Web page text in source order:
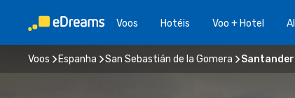
Voos Hotéis Voo + Hotel
Voos Espanha San Sebastián de la Gomera Santander